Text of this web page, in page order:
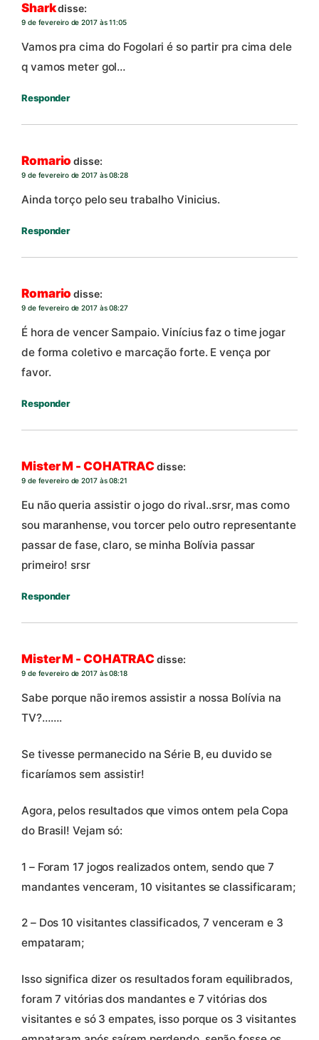
Sharkdisse:
9 de fevereiro de 2017 às 11:05
Vamos pra cima do Fogolari é so partir pra cima dele
q vamos meter gol…
Responder
Romario disse:
9 de fevereiro de 2017 às 08:28
Ainda torço pelo seu trabalho Vinicius.
Responder
Romario disse:
9 de fevereiro de 2017 às 08:27
É hora de vencer Sampaio. Vinícius faz o time jogar
de forma coletivo e marcação forte. E vença por
favor.
Responder
Mister M - COHATRACdisse:
9 de fevereiro de 2017 às 08:21
Eu não queria assistir o jogo do rival..srsr, mas como
sou maranhense, vou torcer pelo outro representante
passar de fase, claro, se minha Bolívia passar
primeiro! srsr
Responder
Mister M - COHATRACdisse:
9 de fevereiro de 2017 às 08:18
Sabe porque não iremos assistir a nossa Bolívia na
TV?…….
Se tivesse permanecido na Série B, eu duvido se
ficaríamos sem assistir!
Agora, pelos resultados que vimos ontem pela Copa
do Brasil! Vejam só:
1 – Foram 17 jogos realizados ontem, sendo que 7
mandantes venceram, 10 visitantes se classificaram;
2 – Dos 10 visitantes classificados, 7 venceram e 3
empataram;
Isso significa dizer os resultados foram equilibrados,
foram 7 vitórias dos mandantes e 7 vitórias dos
visitantes e só 3 empates, isso porque os 3 visitantes